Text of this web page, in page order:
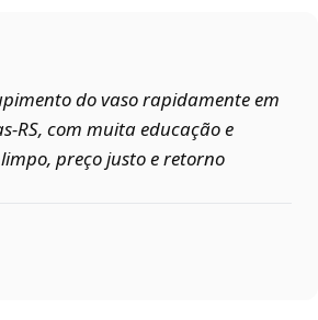
do vaso rapidamente em
com muita educação e
preço justo e retorno